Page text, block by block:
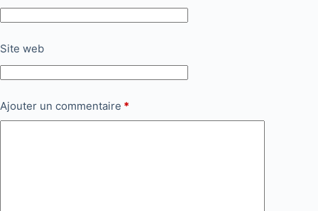
Site web
Ajouter un commentaire *